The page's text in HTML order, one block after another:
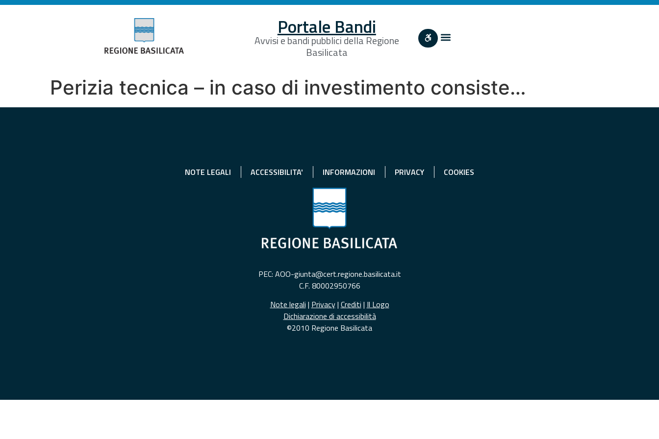
Portale Bandi
Avvisi e bandi pubblici della Regione
Basilicata
Perizia tecnica – in caso di investimento consiste…
NOTE LEGALI ACCESSIBILITA' INFORMAZIONI PRIVACY COOKIES
PEC: AOO-giunta@cert.regione.basilicata.it
C.F. 80002950766
Note legali | Privacy| Crediti | Il Logo
Dichiarazione di accessibilità
©2010 Regione Basilicata